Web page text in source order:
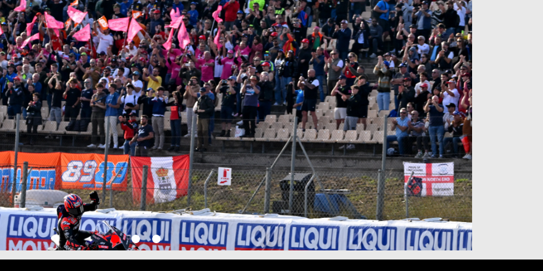
item
0
item
1
item